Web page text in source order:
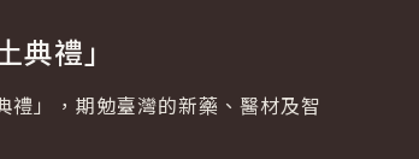
禮」
」，期勉臺灣的新藥、醫材及智